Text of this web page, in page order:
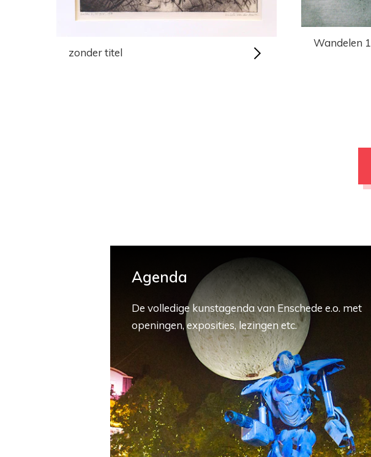
zonder titel
Wandelen 1
Agenda
De volledige kunstagenda van Enschede e.o. met
openingen, exposities, lezingen etc.